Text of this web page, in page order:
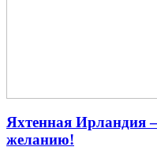
Яхтенная Ирландия
желанию!